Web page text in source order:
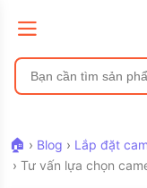
🏠 › Blog › Lắp đặt
› Tư vấn lựa chọn